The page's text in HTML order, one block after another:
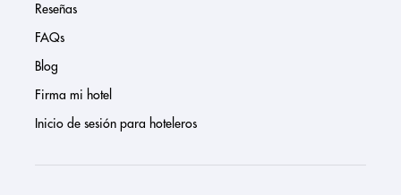
Reseñas
FAQs
Blog
Firma mi hotel
Inicio de sesión para hoteleros